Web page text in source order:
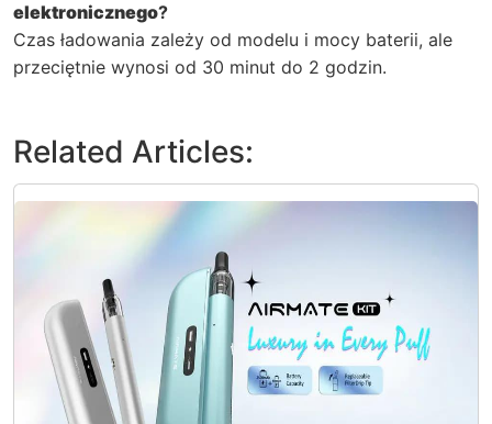
elektronicznego?
Czas ładowania zależy od modelu i mocy baterii, ale
przeciętnie wynosi od 30 minut do 2 godzin.
Related Articles: